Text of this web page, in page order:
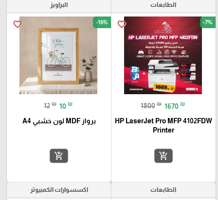
الطابعات
favorite_border -7%
1800 ₪ 1670 ₪
HP LaserJet Pro MFP 4102FDW
Printer
add_shopping_cart
البراويز
favorite_border -16%
12 ₪ 10 ₪
برواز MDF لون خشبي A4
add_shopping_cart
الطابعات اكسسوارات الكمبيوتر